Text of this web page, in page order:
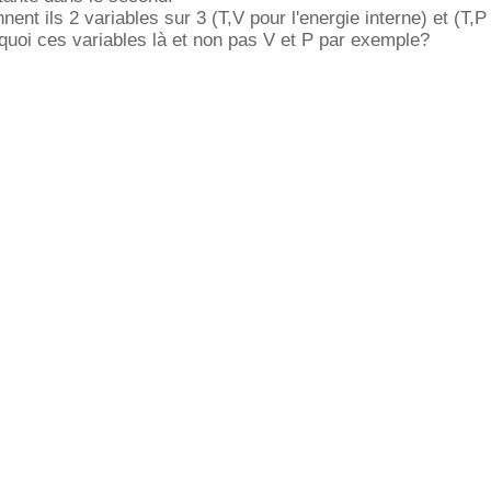
ils 2 variables sur 3 (T,V pour l'energie interne) et (T,P
ces variables là et non pas V et P par exemple?